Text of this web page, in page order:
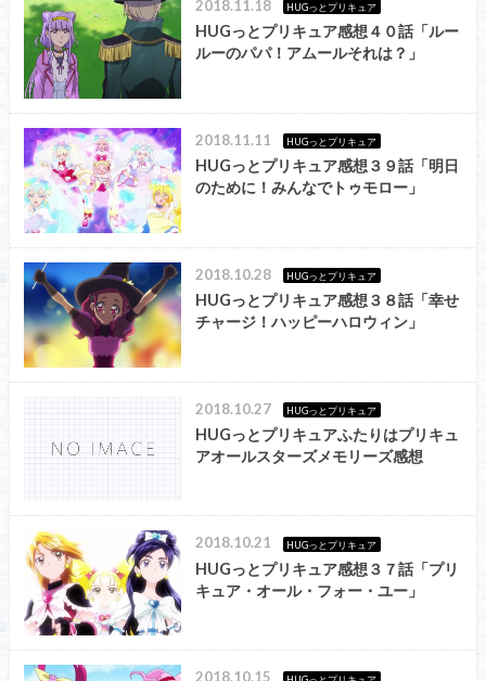
2018.11.18 HUGっとプリキュア
HUGっとプリキュア感想４０話「ルー
ルーのパパ！アムールそれは？」
2018.11.11 HUGっとプリキュア
HUGっとプリキュア感想３９話「明日
のために！みんなでトゥモロー」
2018.10.28 HUGっとプリキュア
HUGっとプリキュア感想３８話「幸せ
チャージ！ハッピーハロウィン」
2018.10.27 HUGっとプリキュア
HUGっとプリキュアふたりはプリキュ
アオールスターズメモリーズ感想
2018.10.21 HUGっとプリキュア
HUGっとプリキュア感想３７話「プリ
キュア・オール・フォー・ユー」
2018.10.15